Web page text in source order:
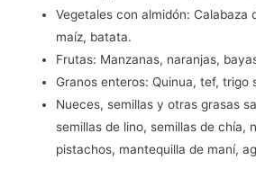
Vegetales con almidón: Calabaza
maíz, batata.
Frutas: Manzanas, naranjas,
Granos enteros: Quinua, tef, trigo
Nueces, semillas y otras grasas
semillas de lino, semillas de chía,
pistachos, mantequilla de maní,